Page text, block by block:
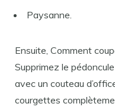
Paysanne.
Ensuite, Comment
Supprimez le
avec un couteau
courgettes